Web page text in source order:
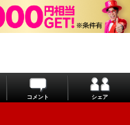
コメント シェア